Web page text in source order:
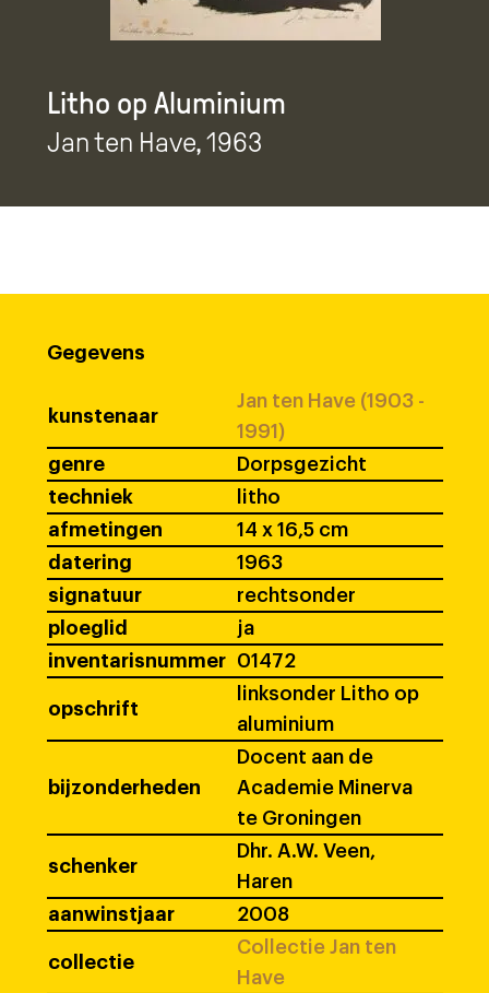
Litho op Aluminium
Jan ten Have, 1963
Gegevens
kunstenaar
Jan ten Have (1903 -
1991)
genre
Dorpsgezicht
techniek
litho
afmetingen
14 x 16,5 cm
datering
1963
signatuur
rechtsonder
ploeglid
ja
inventarisnummer
01472
opschrift
linksonder Litho op
aluminium
bijzonderheden
Docent aan de
Academie Minerva
te Groningen
schenker
Dhr. A.W. Veen,
Haren
aanwinstjaar
2008
collectie
Collectie Jan ten
Have